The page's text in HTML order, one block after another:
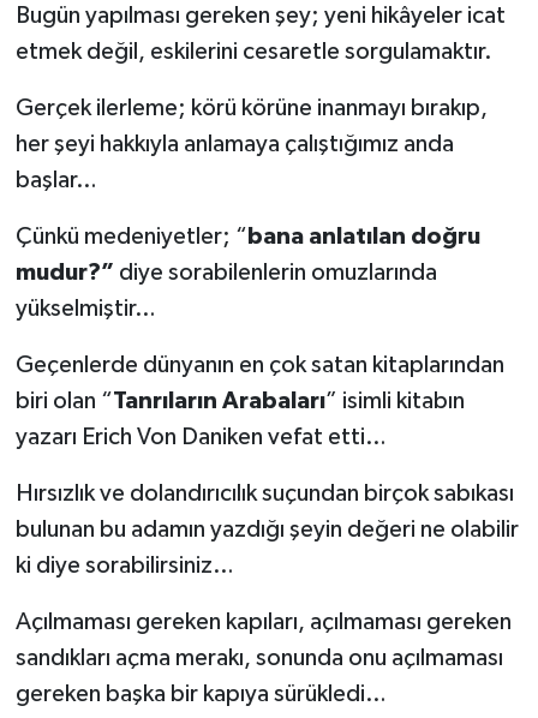
Bugün yapılması gereken şey; yeni hikâyeler icat
etmek değil, eskilerini cesaretle sorgulamaktır.
Gerçek ilerleme; körü körüne inanmayı bırakıp,
her şeyi hakkıyla anlamaya çalıştığımız anda
başlar…
Çünkü medeniyetler; “ bana anlatılan doğru
mudur?” diye sorabilenlerin omuzlarında
yükselmiştir…
Geçenlerde dünyanın en çok satan kitaplarından
biri olan “Tanrıların Arabaları” isimli kitabın
yazarı Erich Von Daniken vefat etti…
Hırsızlık ve dolandırıcılık suçundan birçok sabıkası
bulunan bu adamın yazdığı şeyin değeri ne olabilir
ki diye sorabilirsiniz…
Açılmaması gereken kapıları, açılmaması gereken
sandıkları açma merakı, sonunda onu açılmaması
gereken başka bir kapıya sürükledi…